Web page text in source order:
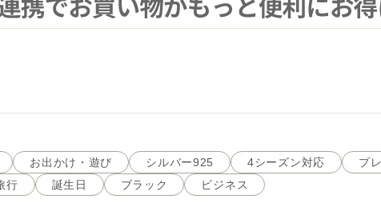
お出かけ・遊び シルバー925 4シーズン対応
プ
行 誕生日 ブラック ビジネス